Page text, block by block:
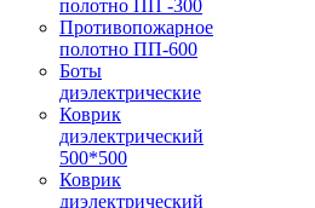
полотно ПП -300
Противопожарное
полотно ПП-600
Боты
диэлектрические
Коврик
диэлектрический
500*500
Коврик
диэлектрический